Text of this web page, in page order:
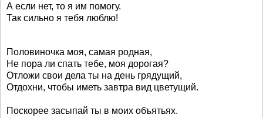
А если нет, то я им помогу.
Так сильно я тебя люблю!
Половиночка моя, самая родная,
Не пора ли спать тебе, моя дорогая?
Отложи свои дела ты на день грядущий,
Отдохни, чтобы иметь завтра вид цветущий.
Поскорее засыпай ты в моих объятьях.